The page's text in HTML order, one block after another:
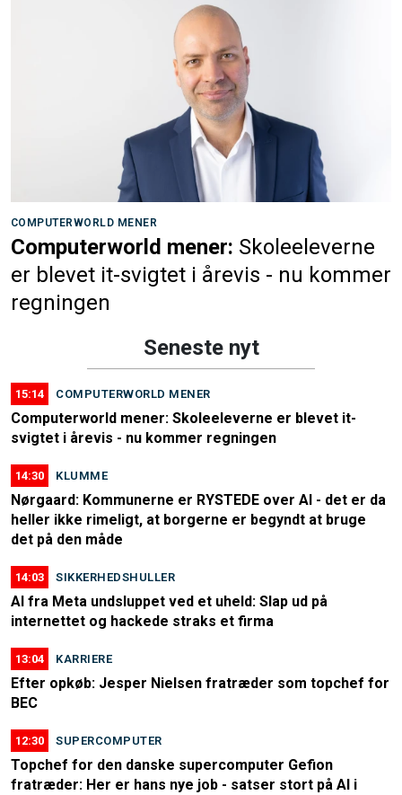
COMPUTERWORLD MENER
Computerworld mener: Skoleeleverne
er blevet it-svigtet i årevis - nu kommer
regningen
Seneste nyt
15:14 COMPUTERWORLD MENER
Computerworld mener: Skoleeleverne er blevet it-
svigtet i årevis - nu kommer regningen
14:30 KLUMME
Nørgaard: Kommunerne er RYSTEDE over AI - det er da
heller ikke rimeligt, at borgerne er begyndt at bruge
det på den måde
14:03 SIKKERHEDSHULLER
AI fra Meta undsluppet ved et uheld: Slap ud på
internettet og hackede straks et firma
13:04 KARRIERE
Efter opkøb: Jesper Nielsen fratræder som topchef for
BEC
12:30 SUPERCOMPUTER
Topchef for den danske supercomputer Gefion
fratræder: Her er hans nye job - satser stort på AI i